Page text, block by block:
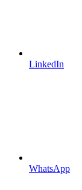
LinkedIn
WhatsApp